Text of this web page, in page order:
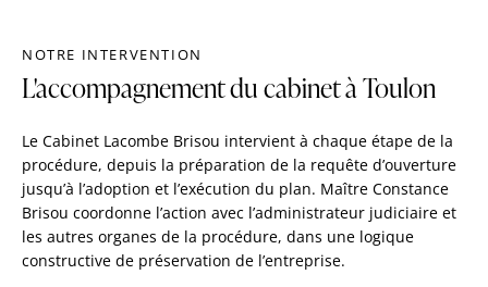
NOTRE INTERVENTION
L'accompagnement du cabinet à Toulon
Le Cabinet Lacombe Brisou intervient à chaque étape de la
procédure, depuis la préparation de la requête d’ouverture
jusqu’à l’adoption et l’exécution du plan. Maître Constance
Brisou coordonne l’action avec l’administrateur judiciaire et
les autres organes de la procédure, dans une logique
constructive de préservation de l’entreprise.